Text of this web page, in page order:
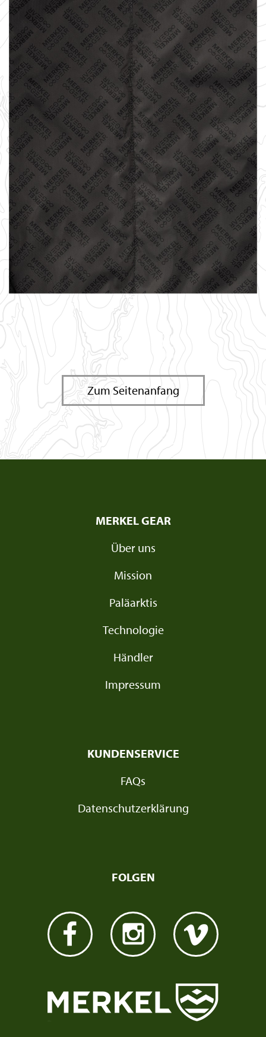
Zum Seitenanfang
MERKEL GEAR
Über uns
Mission
Paläarktis
Technologie
Händler
Impressum
KUNDENSERVICE
FAQs
Datenschutzerklärung
FOLGEN